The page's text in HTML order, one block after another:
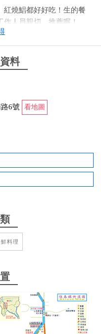
紅燒鯧都好好吃！生的餐
人員親切，推薦喔！
很好，這次是選$5500
豚水母鮮蚵大推！ 老闆
好喝！！
體；沒吃到河豚但是米粉
子的服務人員很親切、很
超級大顆搭配檸檬真的很
份，爽口又不膩，也很有
好讚，還有河豚料理吉霸
料
6號 看地圖
料理